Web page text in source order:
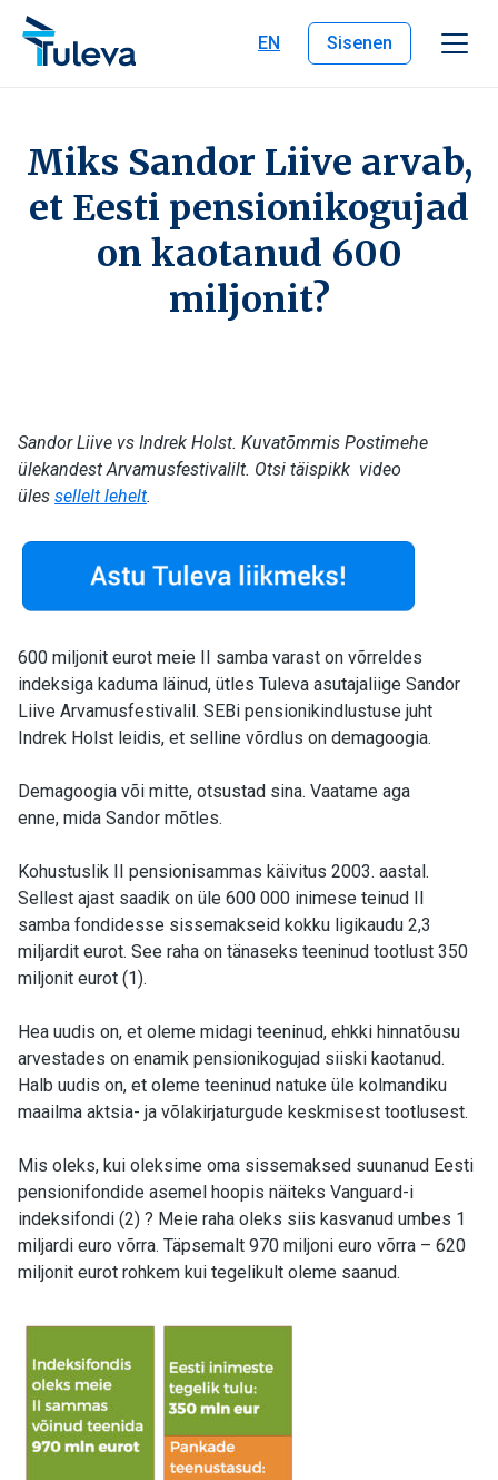
Liigu edasi sisu juurde
EN
Sisenen
Miks Sandor Liive arvab,
et Eesti pensionikogujad
on kaotanud 600
miljonit?
Sandor Liive vs Indrek Holst. Kuvatõmmis Postimehe
ülekandest Arvamusfestivalilt. Otsi täispikk video
üles sellelt lehelt.
600 miljonit eurot meie II samba varast on võrreldes
indeksiga kaduma läinud, ütles Tuleva asutajaliige Sandor
Liive Arvamusfestivalil. SEBi pensionikindlustuse juht
Indrek Holst leidis, et selline võrdlus on demagoogia.
Demagoogia või mitte, otsustad sina. Vaatame aga
enne, mida Sandor mõtles.
Kohustuslik II pensionisammas käivitus 2003. aastal.
Sellest ajast saadik on üle 600 000 inimese teinud II
samba fondidesse sissemakseid kokku ligikaudu 2,3
miljardit eurot. See raha on tänaseks teeninud tootlust 350
miljonit eurot (1).
Hea uudis on, et oleme midagi teeninud, ehkki hinnatõusu
arvestades on enamik pensionikogujad siiski kaotanud.
Halb uudis on, et oleme teeninud natuke üle kolmandiku
maailma aktsia- ja võlakirjaturgude keskmisest tootlusest.
Mis oleks, kui oleksime oma sissemaksed suunanud Eesti
pensionifondide asemel hoopis näiteks Vanguard-i
indeksifondi (2) ? Meie raha oleks siis kasvanud umbes 1
miljardi euro võrra. Täpsemalt 970 miljoni euro võrra – 620
miljonit eurot rohkem kui tegelikult oleme saanud.